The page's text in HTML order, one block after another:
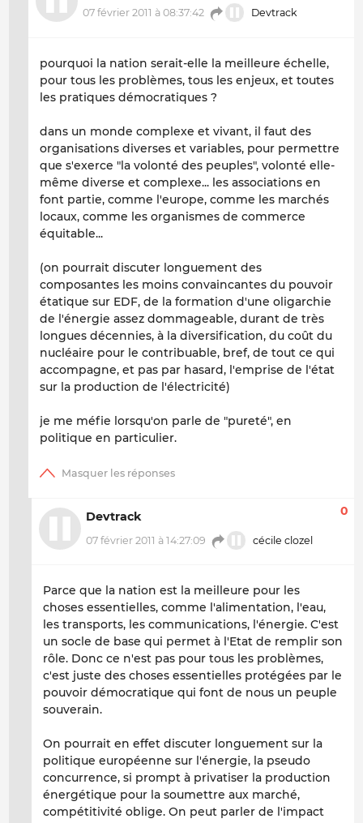
07 février 2011 à 08:37:42 Devtrack
pourquoi la nation serait-elle la meilleure échelle,
pour tous les problèmes, tous les enjeux, et toutes
les pratiques démocratiques ?
dans un monde complexe et vivant, il faut des
organisations diverses et variables, pour permettre
que s'exerce "la volonté des peuples", volonté elle-
même diverse et complexe... les associations en
font partie, comme l'europe, comme les marchés
locaux, comme les organismes de commerce
équitable...
(on pourrait discuter longuement des
composantes les moins convaincantes du pouvoir
étatique sur EDF, de la formation d'une oligarchie
de l'énergie assez dommageable, durant de très
longues décennies, à la diversification, du coût du
nucléaire pour le contribuable, bref, de tout ce qui
accompagne, et pas par hasard, l'emprise de l'état
sur la production de l'électricité)
je me méfie lorsqu'on parle de "pureté", en
politique en particulier.
Devtrack
07 février 2011 à 14:27:09 cécile clozel
0
Parce que la nation est la meilleure pour les
choses essentielles, comme l'alimentation, l'eau,
les transports, les communications, l'énergie. C'est
un socle de base qui permet à l'Etat de remplir son
rôle. Donc ce n'est pas pour tous les problèmes,
c'est juste des choses essentielles protégées par le
pouvoir démocratique qui font de nous un peuple
souverain.
On pourrait en effet discuter longuement sur la
politique européenne sur l'énergie, la pseudo
concurrence, si prompt à privatiser la production
énergétique pour la soumettre aux marché,
compétitivité oblige. On peut parler de l'impact